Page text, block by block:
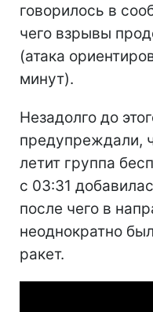
говорилось в
чего взрывы
(атака
минут).
Незадолго до
предупреждали,
летит группа
с 03:31
после чего в
неоднократно
ракет.